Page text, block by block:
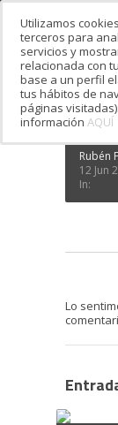
Estás en:
ain ·
Rubén
12 Jun
In:
Lo
Utilizamos
terceros para
servicios y
relacionada con
base a un perfil
tus hábitos de
páginas
información AQUÍ